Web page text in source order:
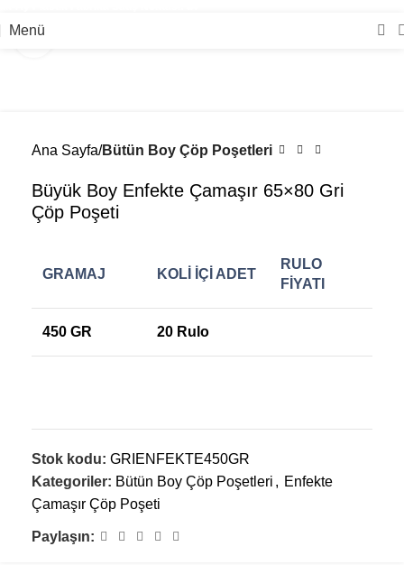
Menü
Ana Sayfa Bütün Boy Çöp Poşetleri
Büyük Boy Enfekte Çamaşır 65×80 Gri
Çöp Poşeti
GRAMAJ KOLİ İÇİ ADET
RULO
FİYATI
450 GR 20 Rulo
Stok kodu: GRIENFEKTE450GR
Kategoriler: Bütün Boy Çöp Poşetleri , Enfekte
Çamaşır Çöp Poşeti
Paylaşın: